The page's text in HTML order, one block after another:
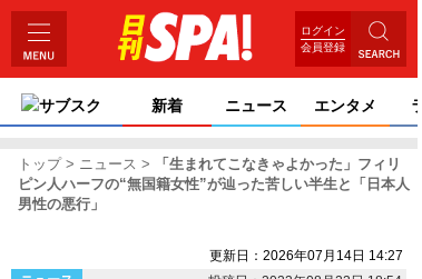
ログイン
会員登録
サブスク 新着 ニュース エンタメ
トップ ニュース
「生まれてこなきゃよかった」フィリ
ピン人ハーフの“無国籍女性”が辿った苦しい半生と「日本人
男性の悪行」
更新日：2026年07月14日 14:27